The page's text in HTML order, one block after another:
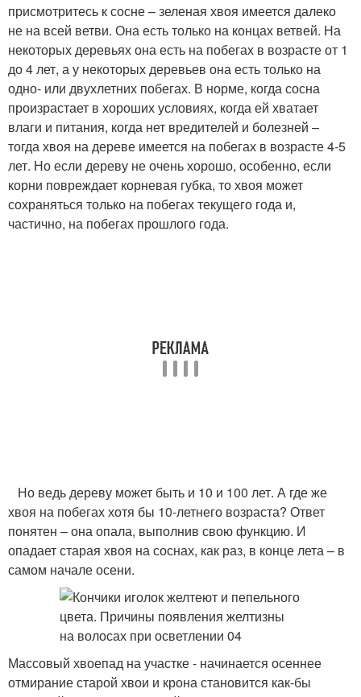
присмотритесь к сосне – зеленая хвоя имеется далеко
не на всей ветви. Она есть только на концах ветвей. На
некоторых деревьях она есть на побегах в возрасте от 1
до 4 лет, а у некоторых деревьев она есть только на
одно- или двухлетних побегах. В норме, когда сосна
произрастает в хороших условиях, когда ей хватает
влаги и питания, когда нет вредителей и болезней –
тогда хвоя на дереве имеется на побегах в возрасте 4-5
лет. Но если дереву не очень хорошо, особенно, если
корни повреждает корневая губка, то хвоя может
сохраняться только на побегах текущего года и,
частично, на побегах прошлого года.
Но ведь дереву может быть и 10 и 100 лет. А где же
хвоя на побегах хотя бы 10-летнего возраста? Ответ
понятен – она опала, выполнив свою функцию. И
опадает старая хвоя на соснах, как раз, в конце лета – в
самом начале осени.
Массовый хвоепад на участке - начинается осеннее
отмирание старой хвои и крона становится как-бы